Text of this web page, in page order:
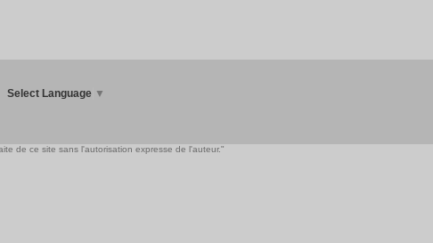
Select Language ▼
de ce site sans l'autorisation expresse de l'auteur."